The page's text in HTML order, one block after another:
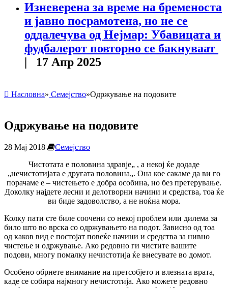
Изневерена за време на бременоста
и јавно посрамотена, но не се
оддалечува од Нејмар: Убавицата и
фудбалерот повторно се бакнуваат
| 17 Апр 2025
Насловна» Семејство»Одржување на подовите
Одржување на подовите
28 Мај 2018
Семејство
Чистотата е половина здравје„ , а некој ќе додаде
„нечистотијата е другата половина„. Она кое сакаме да ви го
порачаме е – чистењето е добра особина, но без претерување.
Доколку најдете лесни и делотворни начини и средства, тоа ќе
ви биде задоволство, а не ноќна мора.
Колку пати сте биле соочени со некој проблем или дилема за
било што во врска со одржувањето на подот. Зависно од тоа
од каков вид е постојат повеќе начини и средства за нивно
чистење и одржување. Ако редовно ги чистите вашите
подови, многу помалку нечистотија ќе внесувате во домот.
Особено обрнете внимание на претсобјето и влезната врата,
каде се собира најмногу нечистотија. Ако можете редовно